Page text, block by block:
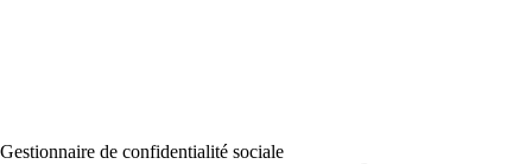
Gestionnaire de confidentialité sociale